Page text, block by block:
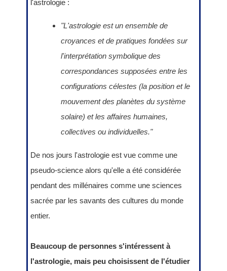
l'astrologie :
"L'astrologie est un ensemble de
croyances et de pratiques fondées sur
l'interprétation symbolique des
correspondances supposées entre les
configurations célestes (la position et le
mouvement des planètes du système
solaire) et les affaires humaines,
collectives ou individuelles."
De nos jours l'astrologie est vue comme une
pseudo-science alors qu'elle a été considérée
pendant des millénaires comme une sciences
sacrée par les savants des cultures du monde
entier.
Beaucoup de personnes s'intéressent à
l'astrologie, mais peu choisissent de l'étudier